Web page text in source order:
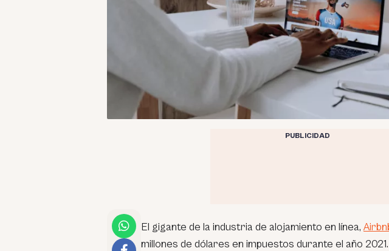
PUBLICIDAD
El gigante de la industria de alojamiento en línea,
millones de dólares en impuestos durante el año